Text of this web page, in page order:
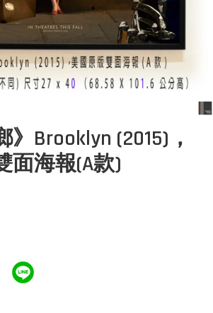
》Brooklyn (2015)，
面海報(A款)